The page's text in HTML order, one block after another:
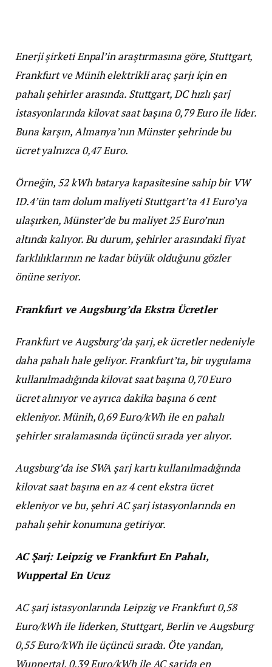
Enerji şirketi Enpal’in araştırmasına göre, Stuttgart,
Frankfurt ve Münih elektrikli araç şarjı için en
pahalı şehirler arasında. Stuttgart, DC hızlı şarj
istasyonlarında kilovat saat başına 0,79 Euro ile lider.
Buna karşın, Almanya’nın Münster şehrinde bu
ücret yalnızca 0,47 Euro.
Örneğin, 52 kWh batarya kapasitesine sahip bir VW
ID.4’ün tam dolum maliyeti Stuttgart’ta 41 Euro’ya
ulaşırken, Münster’de bu maliyet 25 Euro’nun
altında kalıyor. Bu durum, şehirler arasındaki fiyat
farklılıklarının ne kadar büyük olduğunu gözler
önüne seriyor.
Frankfurt ve Augsburg’da Ekstra Ücretler
Frankfurt ve Augsburg’da şarj, ek ücretler nedeniyle
daha pahalı hale geliyor. Frankfurt’ta, bir uygulama
kullanılmadığında kilovat saat başına 0,70 Euro
ücret alınıyor ve ayrıca dakika başına 6 cent
ekleniyor. Münih, 0,69 Euro/kWh ile en pahalı
şehirler sıralamasında üçüncü sırada yer alıyor.
Augsburg’da ise SWA şarj kartı kullanılmadığında
kilovat saat başına en az 4 cent ekstra ücret
ekleniyor ve bu, şehri AC şarj istasyonlarında en
pahalı şehir konumuna getiriyor.
AC Şarj: Leipzig ve Frankfurt En Pahalı,
Wuppertal En Ucuz
AC şarj istasyonlarında Leipzig ve Frankfurt 0,58
Euro/kWh ile liderken, Stuttgart, Berlin ve Augsburg
0,55 Euro/kWh ile üçüncü sırada. Öte yandan,
Wuppertal, 0,39 Euro/kWh ile AC şarjda en